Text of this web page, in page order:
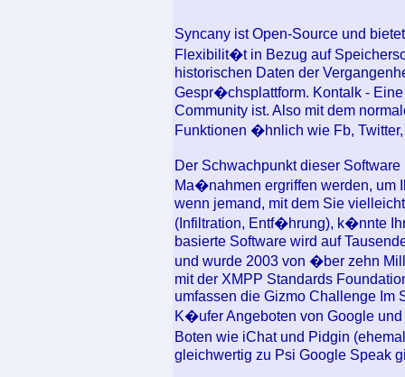
Syncany ist Open-Source und
Flexibilit�t in Bezug auf
historischen Daten der
Gespr�chsplattform. Kontalk -
Community ist. Also mit dem
Funktionen �hnlich wie Fb,
Der Schwachpunkt dieser
Ma�nahmen ergriffen werden, um
wenn jemand, mit dem Sie
(Infiltration, Entf�hrung), k�nnte
basierte Software wird auf
und wurde 2003 von �ber zehn
mit der XMPP Standards
umfassen die Gizmo Challenge Im
K�ufer Angeboten von Google
Boten wie iChat und Pidgin
gleichwertig zu Psi Google Speak